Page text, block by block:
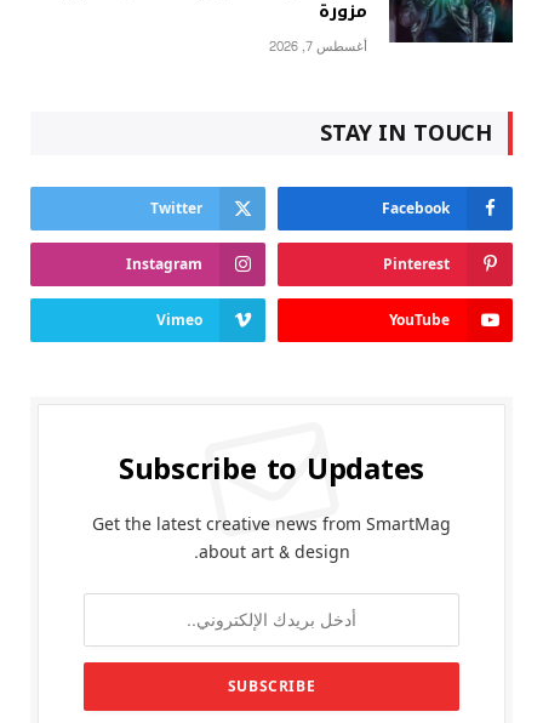
مزورة
أغسطس 7, 2026
STAY IN TOUCH
Facebook
Twitter
Pinterest
Instagram
YouTube
Vimeo
Subscribe to Updates
Get the latest creative news from SmartMag
about art & design.